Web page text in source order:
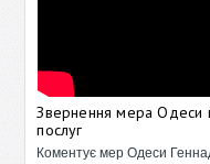
Звернення мера Одеси
послуг
Коментує мер Одеси